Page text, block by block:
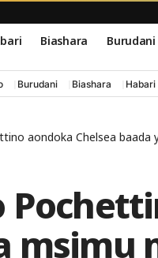
Biashara Burudani
Burudani Biashara Habari
aondoka Chelsea baada
msimu